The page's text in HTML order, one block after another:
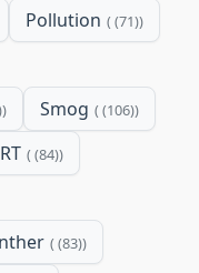
Pollution (71)
Smog (106)
(84)
(83)